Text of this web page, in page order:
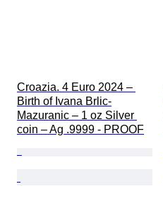
Croazia. 4 Euro 2024 –
Birth of Ivana Brlic-
Mazuranic – 1 oz Silver
coin – Ag .9999 - PROOF